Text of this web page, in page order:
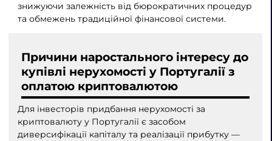
знижуючи залежність від бюрократичних процедур
та обмежень традиційної фінансової системи.
Причини наростального інтересу до
купівлі нерухомості у Португалії з
оплатою криптовалютою
Для інвесторів придбання нерухомості за
криптовалюту у Португалії є засобом
диверсифікації капіталу та реалізації прибутку —